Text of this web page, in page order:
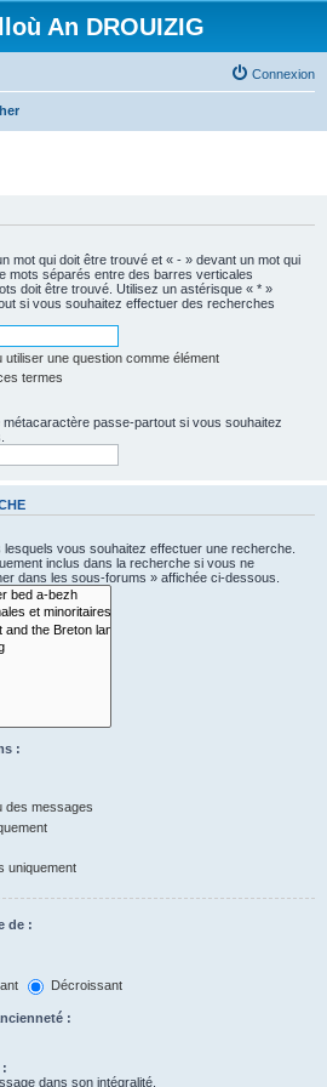
An DROUIZIG
Connexion
mot qui doit être trouvé et « - » devant un mot qui
mots séparés entre des barres verticales
doit être trouvé. Utilisez un astérisque « * »
si vous souhaitez effectuer des recherches
une question comme élément
termes
passe-partout si vous souhaitez
vous souhaitez effectuer une recherche.
inclus dans la recherche si vous ne
dans les sous-forums » affichée ci-dessous.
:
des messages
uniquement
de :
Décroissant
:
:
dans son intégralité.